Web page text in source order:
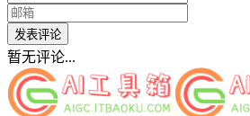
发表评论
暂无评论...